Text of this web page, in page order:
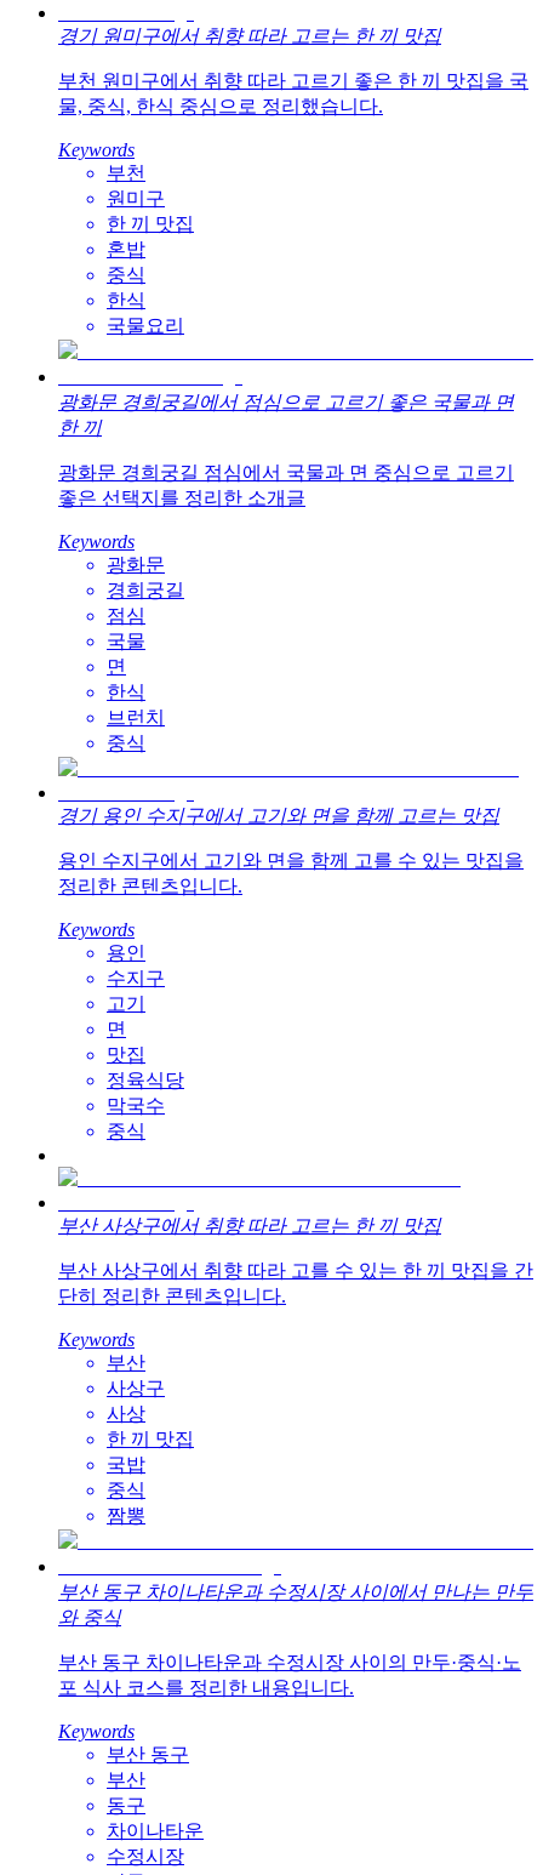
경기 원미구에서 취향 따라 고르는 한 끼 맛집
부천 원미구에서 취향 따라 고르기 좋은 한 끼 맛집을 국
물, 중식, 한식 중심으로 정리했습니다.
Keywords
부천
원미구
한 끼 맛집
혼밥
중식
한식
국물요리
광화문 경희궁길에서 점심으로 고르기 좋은 국물과 면
한 끼
광화문 경희궁길 점심에서 국물과 면 중심으로 고르기
좋은 선택지를 정리한 소개글
Keywords
광화문
경희궁길
점심
국물
면
한식
브런치
중식
경기 용인 수지구에서 고기와 면을 함께 고르는 맛집
용인 수지구에서 고기와 면을 함께 고를 수 있는 맛집을
정리한 콘텐츠입니다.
Keywords
용인
수지구
고기
면
맛집
정육식당
막국수
중식
부산 사상구에서 취향 따라 고르는 한 끼 맛집
부산 사상구에서 취향 따라 고를 수 있는 한 끼 맛집을 간
단히 정리한 콘텐츠입니다.
Keywords
부산
사상구
사상
한 끼 맛집
국밥
중식
짬뽕
부산 동구 차이나타운과 수정시장 사이에서 만나는 만두
와 중식
부산 동구 차이나타운과 수정시장 사이의 만두·중식·노
포 식사 코스를 정리한 내용입니다.
Keywords
부산 동구
부산
동구
차이나타운
수정시장